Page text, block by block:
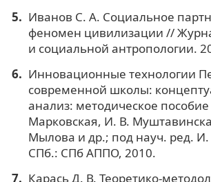
Иванов С. А. Социальное
феномен цивилизации //
и социальной антропологии.
Инновационные технологии
современной школы:
анализ: методическое пособие
Марковская, И. В.
Мылова и др.; под науч. ред.
СПб.: СПб АППО, 2010.
Карась Д. В. Теоретико-